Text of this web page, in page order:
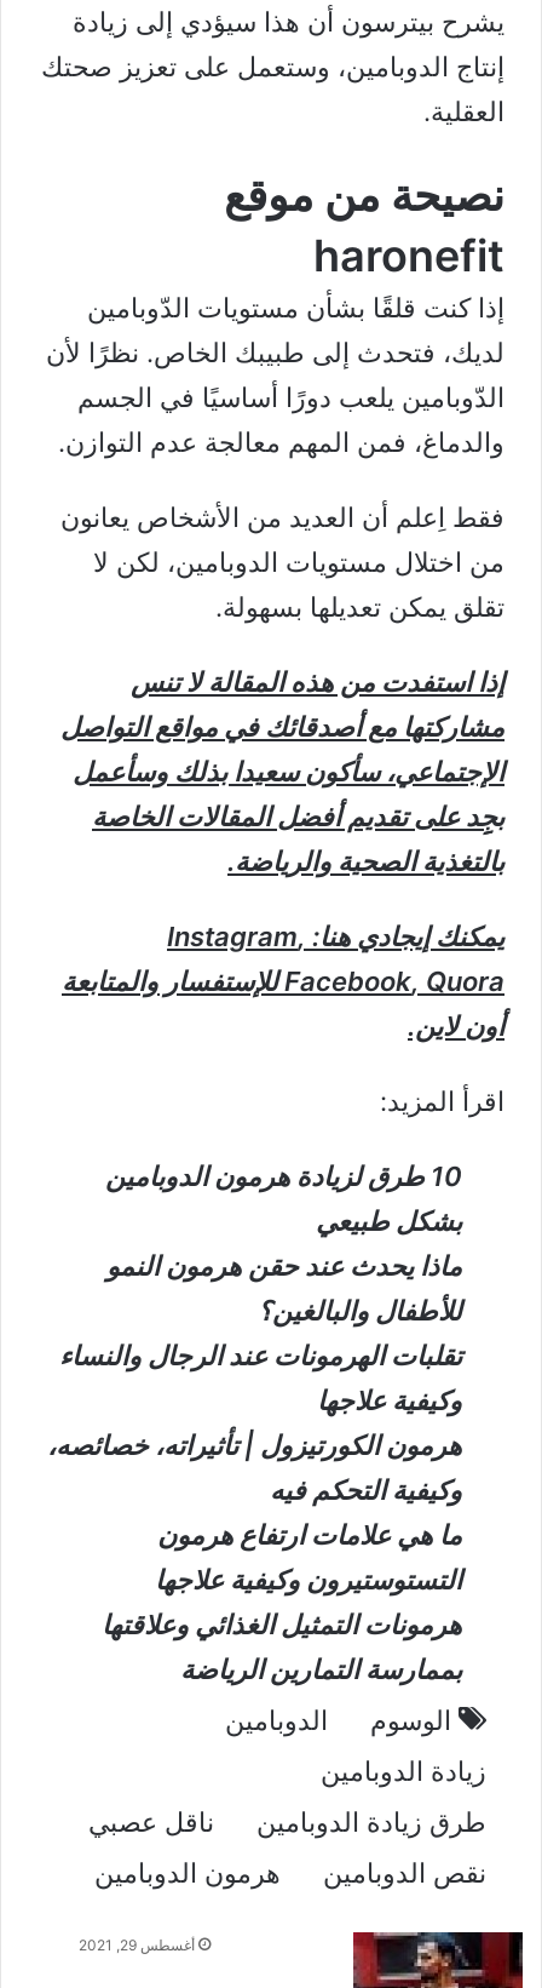
يشرح بيترسون أن هذا سيؤدي إلى زيادة
إنتاج الدوبامين، وستعمل على تعزيز صحتك
العقلية.
نصيحة من موقع
haronefit
إذا كنت قلقًا بشأن مستويات الدّوبامين
لديك، فتحدث إلى طبيبك الخاص. نظرًا لأن
الدّوبامين يلعب دورًا أساسيًا في الجسم
والدماغ، فمن المهم معالجة عدم التوازن.
فقط اِعلم أن العديد من الأشخاص يعانون
من اختلال مستويات الدوبامين، لكن لا
تقلق يمكن تعديلها بسهولة.
إذا استفدت من هذه المقالة لا تنس
مشاركتها مع أصدقائك في مواقع التواصل
الإجتماعي، سأكون سعيدا بذلك وسأعمل
بجِِد على تقديم أفضل المقالات الخاصة
بالتغذية الصحية والرياضة.
يمكنك إيجادي هنا: Instagram,
Facebook, Quora
للإستفسار والمتابعة
أون لاين.
اقرأ المزيد:
10 طرق لزيادة هرمون الدوبامين
بشكل طبيعي
ماذا يحدث عند حقن هرمون النمو
للأطفال والبالغين؟
تقلبات الهرمونات عند الرجال والنساء
وكيفية علاجها
هرمون الكورتيزول | تأثيراته، خصائصه،
وكيفية التحكم فيه
ما هي علامات ارتفاع هرمون
التستوستيرون وكيفية علاجها
هرمونات التمثيل الغذائي وعلاقتها
بممارسة التمارين الرياضة
الوسوم
الدوبامين
زيادة الدوبامين
طرق زيادة الدوبامين
ناقل عصبي
نقص الدوبامين
هرمون الدوبامين
أغسطس 29, 2021